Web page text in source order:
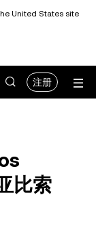
United States site
注册
比索